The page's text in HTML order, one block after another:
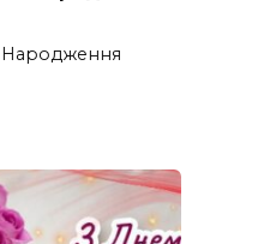
Народження